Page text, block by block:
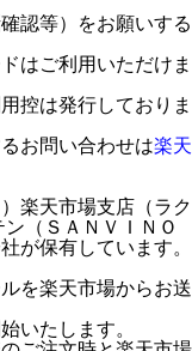
認等）をお願いする
はご利用いただけま
控は発行しておりま
お問い合わせは楽天
楽天市場支店（ラク
（ＳＡＮＶＩＮＯ
が保有しています。
を楽天市場からお送
いたします。